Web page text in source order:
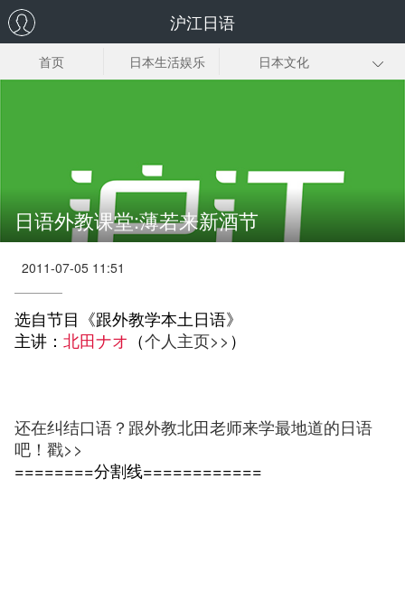
沪江日语
首页 日本生活娱乐 日本文化
日语外教课堂:薄若来新酒节
2011-07-05 11:51
选自节目《跟外教学本土日语》
主讲： 北田ナオ （个人主页>> ）
还在纠结口语？跟外教北田老师来学最地道的日语
吧！戳>>
========分割线============